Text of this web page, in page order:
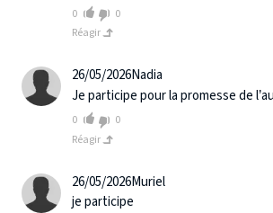
0
0
Réagir
26/05/2026Nadia
Je participe pour la promesse de
0
0
Réagir
26/05/2026Muriel
je participe